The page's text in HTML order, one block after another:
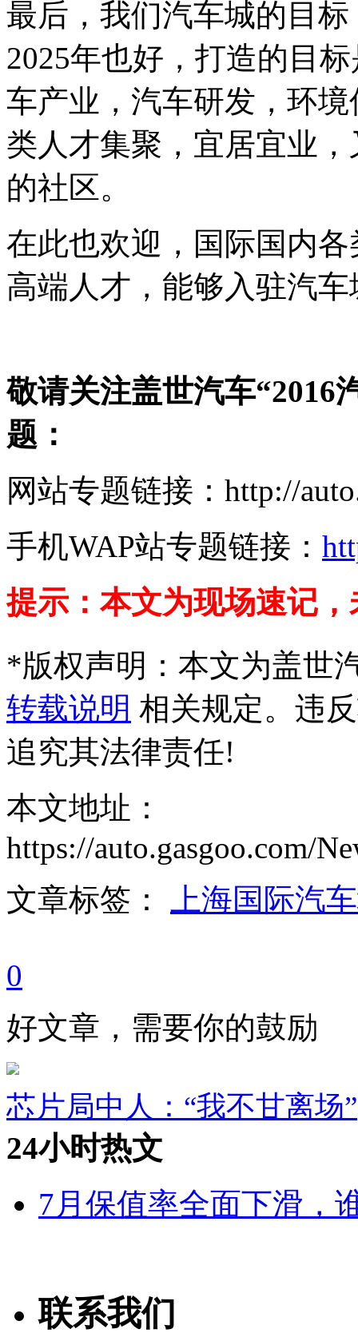
最后，我们汽车城的目
2025年也好，打造的目
车产业，汽车研发，环
类人才集聚，宜居宜业
的社区。
在此也欢迎，国际国内
高端人才，能够入驻汽
敬请关注盖世汽车“2016
题：
网站专题链接：http://
手机WAP站专题链接：
提示：本文为现场速记
*版权声明：本文为盖世
转载说明 相关规定。违
追究其法律责任!
本文地址：
https://auto.gasgoo.com/
文章标签：
上海国际汽
0
好文章，需要你的鼓励
芯片局中人：“我不甘离场”
24小时热文
7月保值率全面下滑，
联系我们